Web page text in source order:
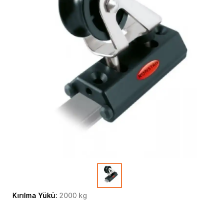
Kırılma Yükü: 2000 kg